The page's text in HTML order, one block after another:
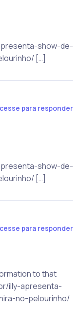
show-de-
[…]
para responder
show-de-
[…]
para responder
to that
illy-apresenta-
no-pelourinho/